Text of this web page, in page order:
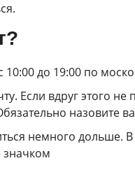
до 19:00 по
Если вдруг этого
назовите
немного дольше.